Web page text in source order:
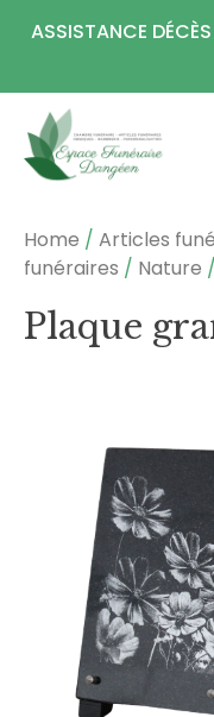
ASSISTANCE
Home / Articles
funéraires / Nature
Plaque
Panneau de gestion